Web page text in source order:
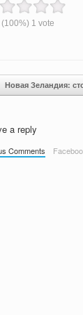
(100%) 1 vote
navigation
Новая Зеландия:
a reply
Comments